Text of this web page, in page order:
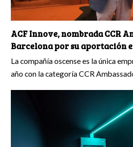
ACF Innove, nombrada CCR
Barcelona por su aportación
La compañía oscense es la única
año con la categoría CCR